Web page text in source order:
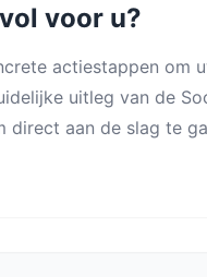
voor u?
actiestappen om
uitleg van de
aan de slag te